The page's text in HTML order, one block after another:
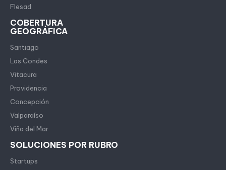
Flesad
COBERTURA
GEOGRÁFICA
Santiago
Las Condes
Vitacura
Providencia
Concepción
Valparaíso
Viña del Mar
SOLUCIONES POR RUBRO
Startups